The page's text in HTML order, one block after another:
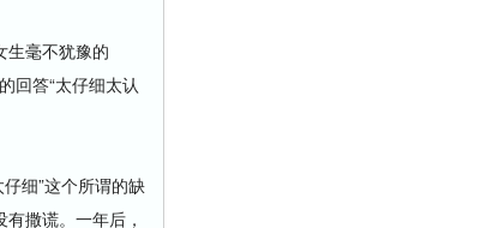
毫不犹豫的
回答“太仔细太认
细”这个所谓的缺
撒谎。一年后，